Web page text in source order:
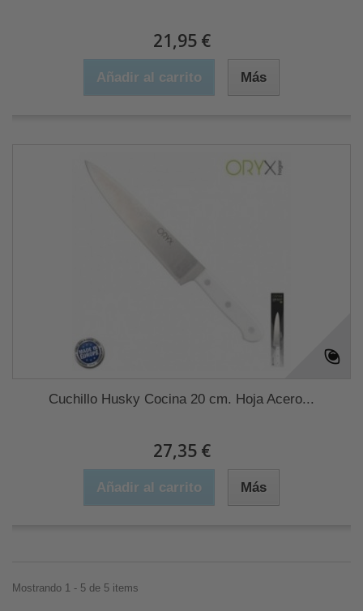
21,95 €
Añadir al carrito Más
Cuchillo Husky Cocina 20 cm. Hoja Acero...
27,35 €
Añadir al carrito Más
Mostrando 1 - 5 de 5 items